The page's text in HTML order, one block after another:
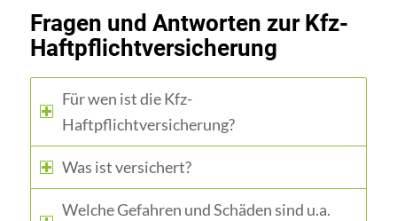
Fragen und Antworten zur Kfz-
Haftpflichtversicherung
Für wen ist die Kfz-
Haftpflichtversicherung?
Was ist versichert?
Welche Gefahren und Schäden sind u.a.